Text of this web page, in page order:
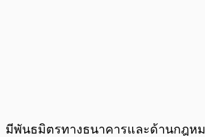
มีพันธมิตรทางธนาคารและด้านกฎห